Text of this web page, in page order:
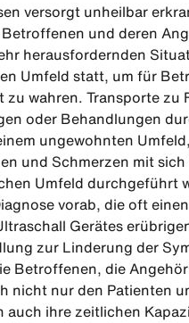
versorgt unheilbar
und deren
herausfordernden
Umfeld statt, um für
wahren. Transporte
oder Behandlungen
ungewohnten
und Schmerzen mit
Umfeld durchgeführt
vorab, die oft
Gerätes
zur Linderung der
Betroffenen, die
nicht nur den Patienten
auch ihre zeitlichen